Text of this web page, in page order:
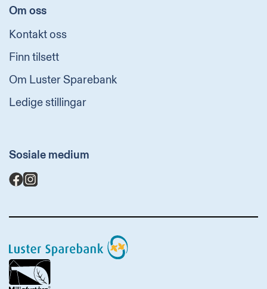
Om oss
Kontakt oss
Finn tilsett
Om Luster Sparebank
Ledige stillingar
Sosiale medium
Luster
Sparebank